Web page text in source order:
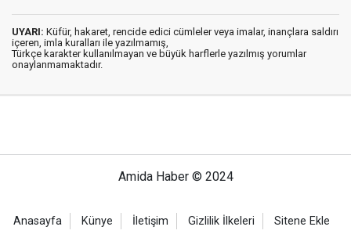
UYARI: Küfür, hakaret, rencide edici cümleler veya imalar, inançlara saldırı
içeren, imla kuralları ile yazılmamış,
Türkçe karakter kullanılmayan ve büyük harflerle yazılmış yorumlar
onaylanmamaktadır.
Amida Haber © 2024
Anasayfa Künye İletişim Gizlilik İlkeleri Sitene Ekle